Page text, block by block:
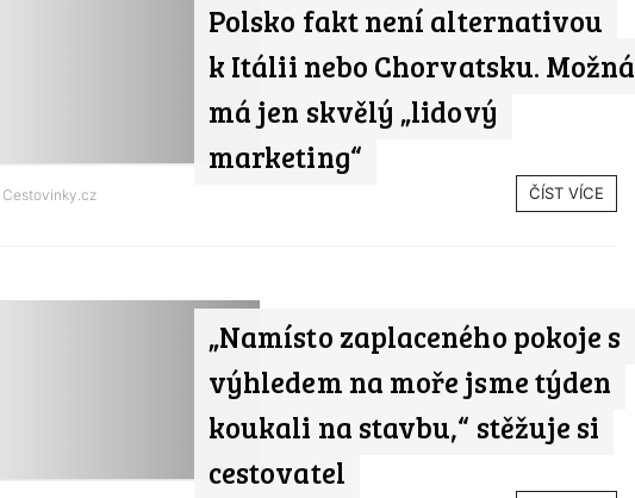
Polsko fakt není alternativou
k Itálii nebo Chorvatsku. Možná
má jen skvělý „lidový
marketing“
Cestovinky.cz ČÍST VÍCE
„Namísto zaplaceného pokoje s
výhledem na moře jsme týden
koukali na stavbu,“ stěžuje si
cestovatel